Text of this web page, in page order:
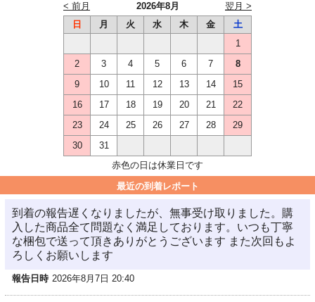
2026年8月
< 前月
翌月 >
日
月 火 水 木 金
土
1
2
3 4 5 6 7
8
9
10 11 12 13 14
15
16
17 18 19 20 21
22
23
24 25 26 27 28
29
30
31
赤色の日は休業日です
最近の到着レポート
到着の報告遅くなりましたが、無事受け取りました。購
入した商品全て問題なく満足しております。いつも丁寧
な梱包で送って頂きありがとうございます また次回もよ
ろしくお願いします
報告日時 2026年8月7日 20:40